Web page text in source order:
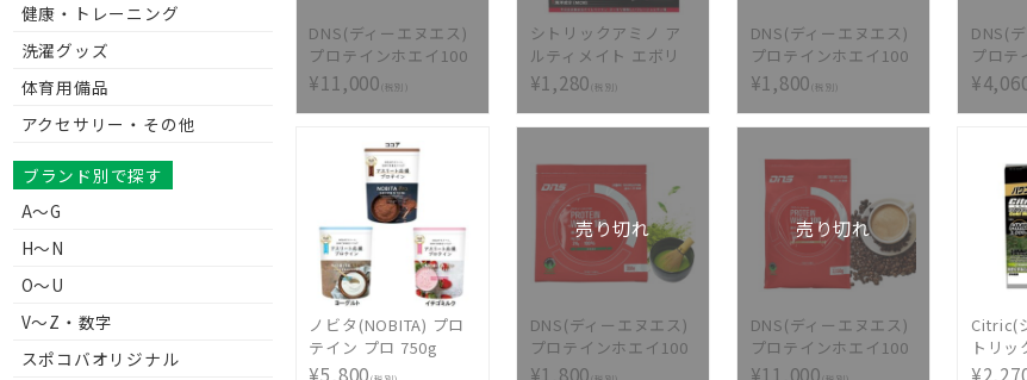
DNS(ディーエヌエス)
プロテインホエイ100
トロピカルマンゴー風
味 3150g dns プロテ
新製品3.15kg
¥11,000(税別)
シトリックアミノ ア
ルティメイト エボリ
ューション
¥1,280(税別)
DNS(ディーエヌエス)
プロテインホエイ100
カフェオレ風味 350g
¥1,800(税別)
DNS(
プロテ
抹茶風
ノビタ(NOBITA) プロ
テイン プロ 750g
FD0008
¥5,800
売り切れ
DNS(ディーエヌエス)
プロテインホエイ100
抹茶風味 350g
¥1,800
売り切れ
DNS(ディーエヌエス)
プロテインホエイ100
カフェオレ風味
¥11,000
Citric(
トリ
マルシ
健康・トレーニング
洗濯グッズ
体育用備品
アクセサリー・その他
ブランド別で探す
A～G
H～N
O～U
V〜Z・数字
スポコバオリジナル